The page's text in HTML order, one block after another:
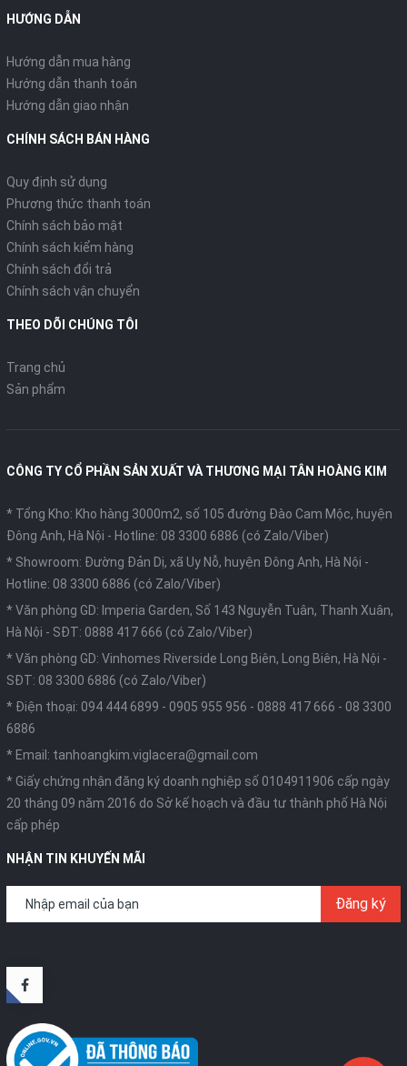
HƯỚNG DẪN
Hướng dẫn mua hàng
Hướng dẫn thanh toán
Hướng dẫn giao nhận
CHÍNH SÁCH BÁN HÀNG
Quy định sử dụng
Phương thức thanh toán
Chính sách bảo mật
Chính sách kiểm hàng
Chính sách đổi trả
Chính sách vận chuyển
THEO DÕI CHÚNG TÔI
Trang chủ
Sản phẩm
CÔNG TY CỔ PHẦN SẢN XUẤT VÀ THƯƠNG MẠI TÂN HOÀNG KIM
* Tổng Kho: Kho hàng 3000m2, số 105 đường Đào Cam Mộc, huyện
Đông Anh, Hà Nội - Hotline: 08 3300 6886 (có Zalo/Viber)
* Showroom: Đường Đản Dị, xã Uy Nỗ, huyện Đông Anh, Hà Nội -
Hotline: 08 3300 6886 (có Zalo/Viber)
* Văn phòng GD: Imperia Garden, Số 143 Nguyễn Tuân, Thanh Xuân,
Hà Nội - SĐT: 0888 417 666 (có Zalo/Viber)
* Văn phòng GD: Vinhomes Riverside Long Biên, Long Biên, Hà Nội -
SĐT: 08 3300 6886 (có Zalo/Viber)
* Điện thoại: 094 444 6899 - 0905 955 956 - 0888 417 666 - 08 3300
6886
* Email: tanhoangkim.viglacera@gmail.com
* Giấy chứng nhận đăng ký doanh nghiệp số 0104911906 cấp ngày
20 tháng 09 năm 2016 do Sở kế hoạch và đầu tư thành phố Hà Nội
cấp phép
NHẬN TIN KHUYẾN MÃI
Đăng ký